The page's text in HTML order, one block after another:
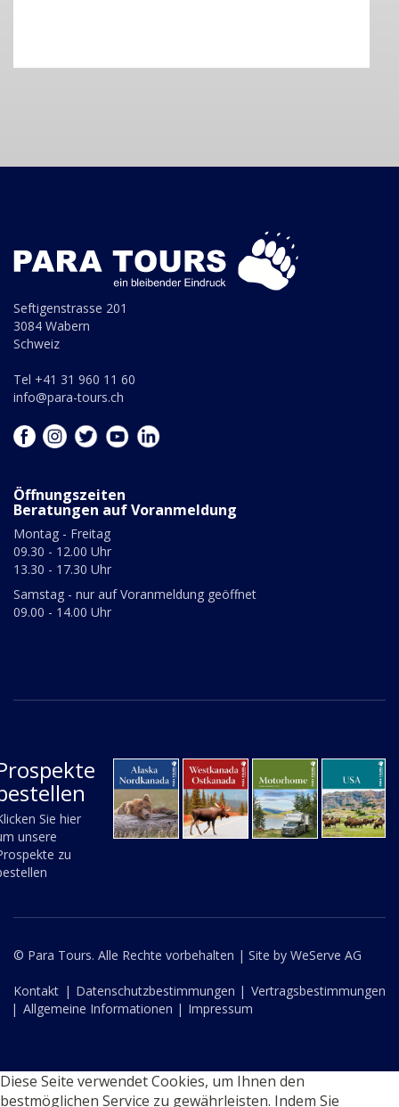
Seftigenstrasse 201
3084 Wabern
Schweiz
Tel +41 31 960 11 60
info@para-tours.ch
Öffnungszeiten
Beratungen auf Voranmeldung
Montag - Freitag
09.30 - 12.00 Uhr
13.30 - 17.30 Uhr
Samstag - nur auf Voranmeldung geöffnet
09.00 - 14.00 Uhr
Sie hier
unsere
zu
© Para Tours. Alle Rechte vorbehalten | Site by WeServe AG
Kontakt | Datenschutzbestimmungen | Vertragsbestimmungen
| Allgemeine Informationen | Impressum
Diese Seite verwendet Cookies, um Ihnen den
bestmöglichen Service zu gewährleisten. Indem Sie